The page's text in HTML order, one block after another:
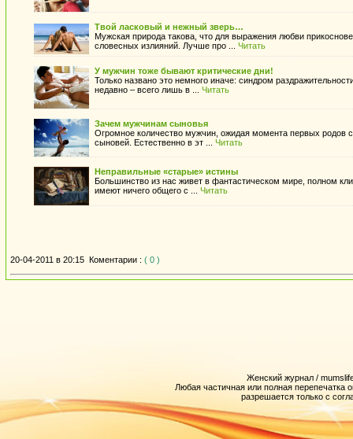
Твой ласковый и нежный зверь…
Мужская природа такова, что для выражения любви
словесных излияний. Лучше про ... Читать
У мужчин тоже бывают критические дни!
Только названо это немного иначе: синдром
недавно – всего лишь в ... Читать
Зачем мужчинам сыновья
Огромное количество мужчин, ожидая момента первых родов
сыновей. Естественно в эт ... Читать
Неправильные «старые» истины
Большинство из нас живет в фантастическом мире, полном
имеют ничего общего с ... Читать
20-04-2011 в 20:15 Коментарии : ( 0 )
Женский журнал /
Любая частичная или полная перепечатка
разрешается только с